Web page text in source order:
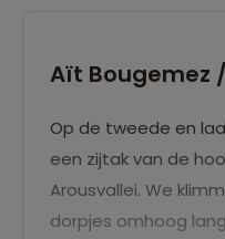
Aït Bougemez
Op de tweede en
een zijtak van de
Arousvallei. We
dorpjes omhoog